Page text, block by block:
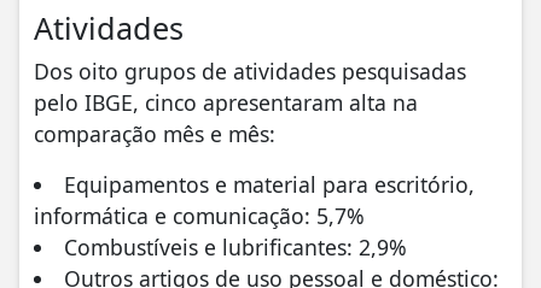
Atividades
Dos oito grupos de atividades pesquisadas
pelo IBGE, cinco apresentaram alta na
comparação mês e mês:
Equipamentos e material para escritório,
informática e comunicação: 5,7%
Combustíveis e lubrificantes: 2,9%
Outros artigos de uso pessoal e doméstico: